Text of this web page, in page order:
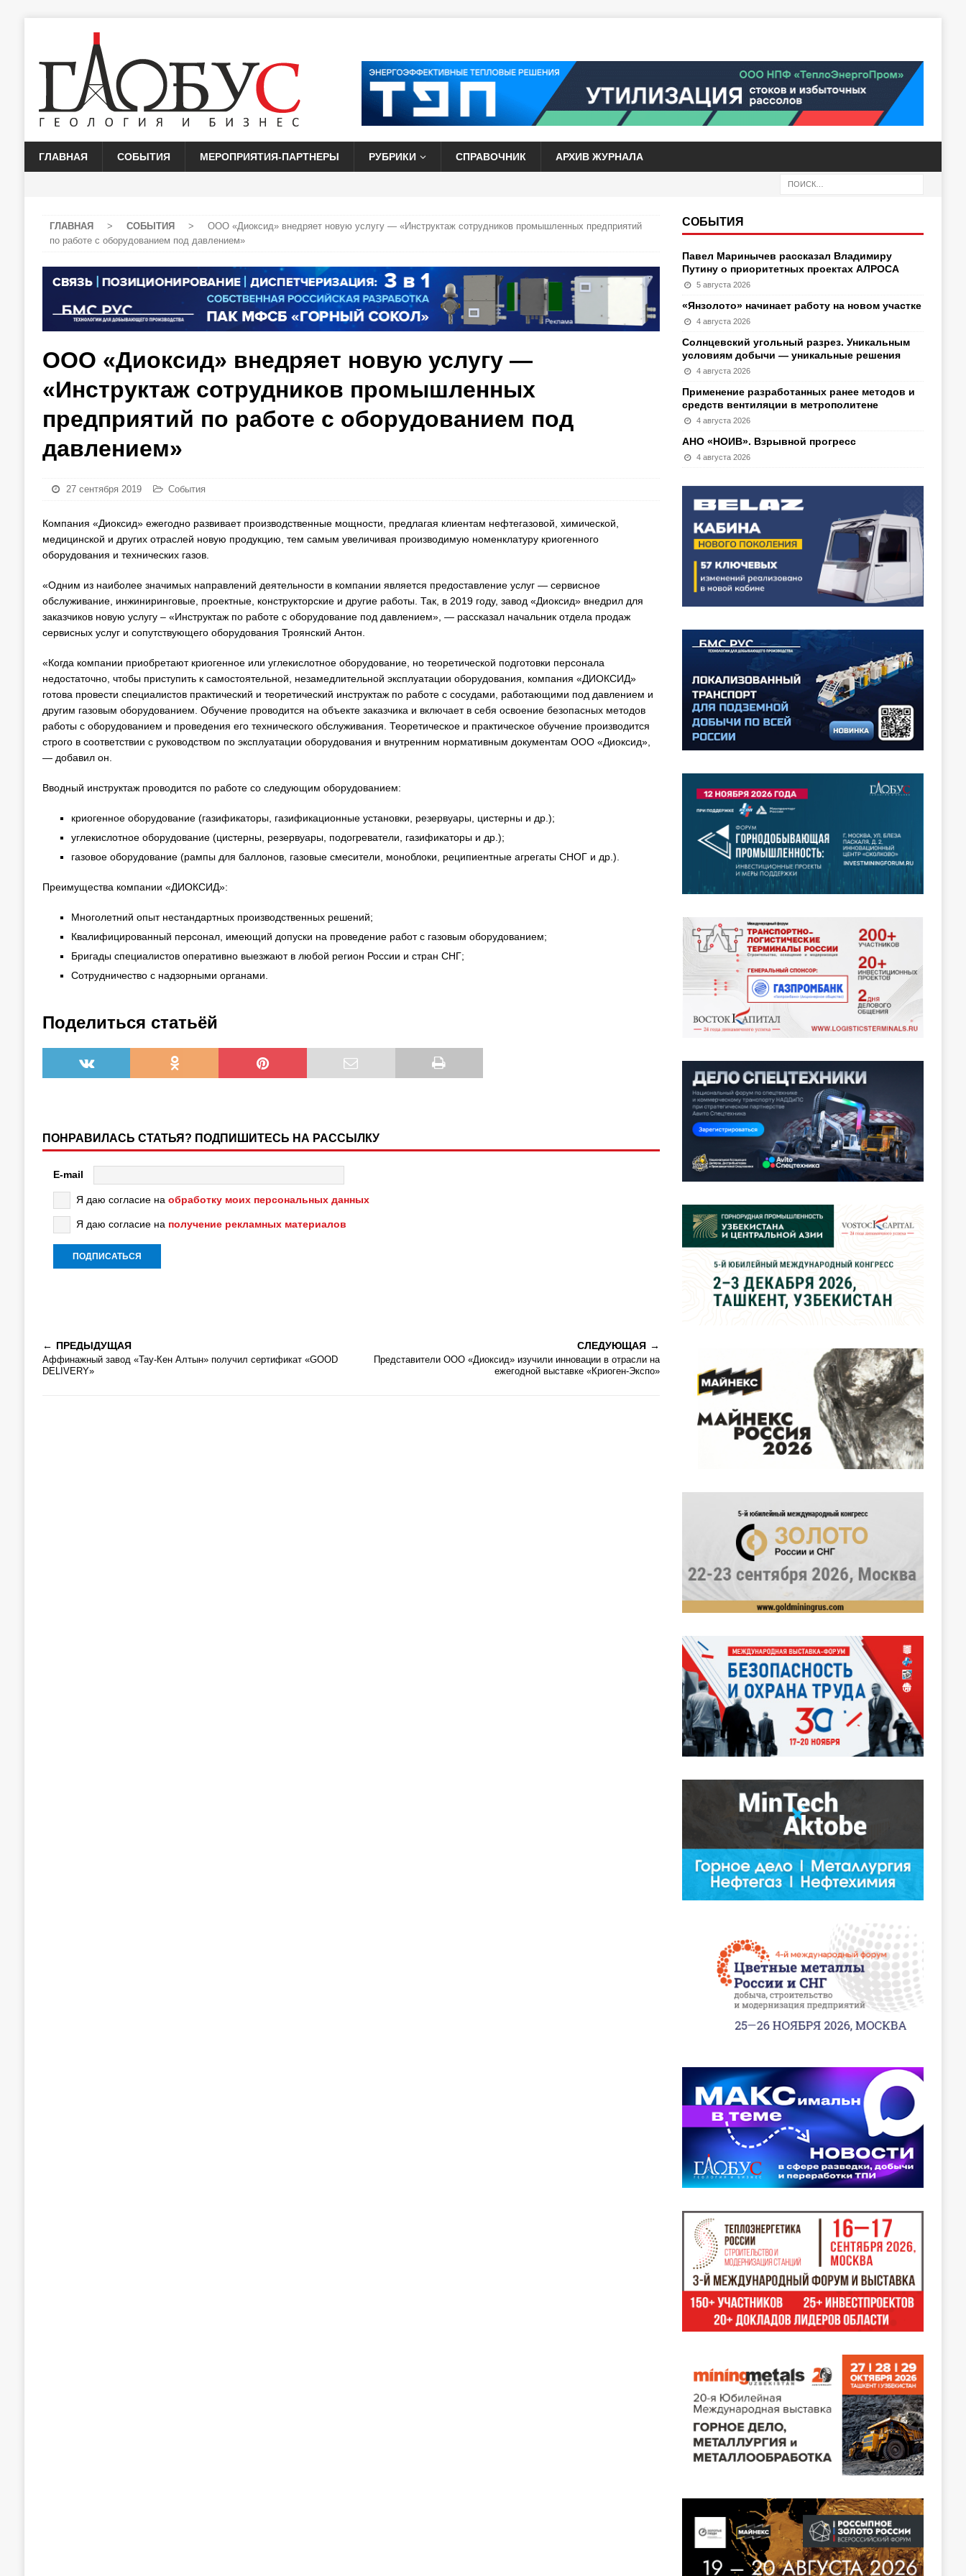
ГЛАВНАЯ СОБЫТИЯ МЕРОПРИЯТИЯ-ПАРТНЕРЫ РУБРИКИ СПРАВОЧНИК АРХИВ ЖУРНАЛА
ГЛАВНАЯ > СОБЫТИЯ >
ООО «Диоксид» внедряет новую услугу — «Инструктаж сотрудников промышленных предприятий
по работе с оборудованием под давлением»
ООО «Диоксид» внедряет новую услугу —
«Инструктаж сотрудников промышленных
предприятий по работе с оборудованием под
давлением»
27 сентября 2019 События
Компания «Диоксид» ежегодно развивает производственные мощности, предлагая клиентам нефтегазовой, химической,
медицинской и других отраслей новую продукцию, тем самым увеличивая производимую номенклатуру криогенного
оборудования и технических газов.
«Одним из наиболее значимых направлений деятельности в компании является предоставление услуг — сервисное
обслуживание, инжиниринговые, проектные, конструкторские и другие работы. Так, в 2019 году, завод «Диоксид» внедрил для
заказчиков новую услугу – «Инструктаж по работе с оборудование под давлением», — рассказал начальник отдела продаж
сервисных услуг и сопутствующего оборудования Троянский Антон.
«Когда компании приобретают криогенное или углекислотное оборудование, но теоретической подготовки персонала
недостаточно, чтобы приступить к самостоятельной, незамедлительной эксплуатации оборудования, компания «ДИОКСИД»
готова провести специалистов практический и теоретический инструктаж по работе с сосудами, работающими под давлением и
другим газовым оборудованием. Обучение проводится на объекте заказчика и включает в себя освоение безопасных методов
работы с оборудованием и проведения его технического обслуживания. Теоретическое и практическое обучение производится
строго в соответствии с руководством по эксплуатации оборудования и внутренним нормативным документам ООО «Диоксид»,
— добавил он.
Вводный инструктаж проводится по работе со следующим оборудованием:
криогенное оборудование (газификаторы, газификационные установки, резервуары, цистерны и др.);
углекислотное оборудование (цистерны, резервуары, подогреватели, газификаторы и др.);
газовое оборудование (рампы для баллонов, газовые смесители, моноблоки, реципиентные агрегаты СНОГ и др.).
Преимущества компании «ДИОКСИД»:
Многолетний опыт нестандартных производственных решений;
Квалифицированный персонал, имеющий допуски на проведение работ с газовым оборудованием;
Бригады специалистов оперативно выезжают в любой регион России и стран СНГ;
Сотрудничество с надзорными органами.
Поделиться статьёй
ПОНРАВИЛАСЬ СТАТЬЯ? ПОДПИШИТЕСЬ НА РАССЫЛКУ
E-mail
Я даю согласие на обработку моих персональных данных
Я даю согласие на получение рекламных материалов
ПРЕДЫДУЩАЯ
Аффинажный завод «Тау-Кен Алтын» получил сертификат «GOOD
DELIVERY»
СЛЕДУЮЩАЯ
Представители ООО «Диоксид» изучили инновации в отрасли на
ежегодной выставке «Криоген-Экспо»
СОБЫТИЯ
Павел Маринычев рассказал Владимиру
Путину о приоритетных проектах АЛРОСА
5 августа 2026
«Янзолото» начинает работу на новом участке
4 августа 2026
Солнцевский угольный разрез. Уникальным
условиям добычи — уникальные решения
4 августа 2026
Применение разработанных ранее методов и
средств вентиляции в метрополитене
4 августа 2026
АНО «НОИВ». Взрывной прогресс
4 августа 2026